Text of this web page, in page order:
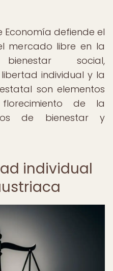
Economía defiende el
mercado libre en la
social,
individual y la
son elementos
de la
de bienestar y
individual